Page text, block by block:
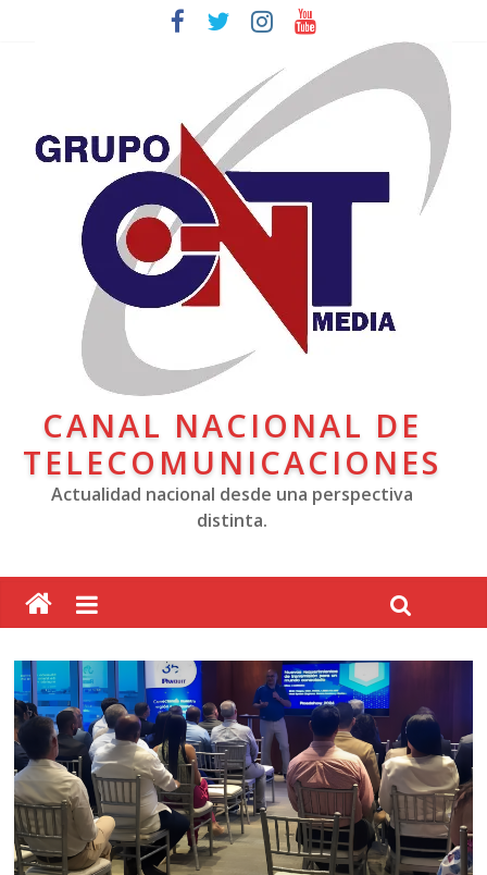
CANAL NACIONAL DE
TELECOMUNICACIONES
Actualidad nacional desde una perspectiva
distinta.